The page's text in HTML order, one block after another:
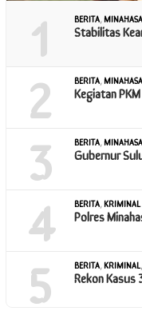
1 BERITA,MINAHASA
Stabilitas
2 BERITA,MINAHASA
Kegiatan
3 BERITA,MINAHASA
Gubernur
4 BERITA,KRIMINAL
Polres
5 BERITA,KRIMINAL,
Rekon